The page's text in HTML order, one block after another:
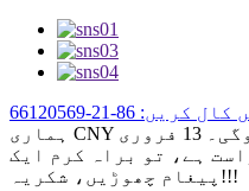
کریں: 86-21-66120569
ہماری CNY کی چھٹی 23 جنوری سے شروع ہوگی۔ 13 فروری
ہے، تو براہ کرم ایک
پیغام چھوڑیں، شکریہ!!!